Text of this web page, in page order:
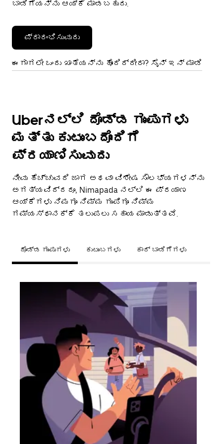
ಬಾಡಿಗೆಯನ್ನು ಆಯ್ಕೆ ಮಾಡಬಹುದು.
ಪ್ರಾರಂಭಿಸುವುದು
ಈಗಾಗಲೇ ಒಂದು ಖಾತೆಯನ್ನು ಹೊಂದಿದ್ದೀರಾ? ಸೈನ್ ಇನ್ ಮಾಡಿ
Uberನಲ್ಲಿ ದೊಡ್ಡ ಗುಂಪುಗಳು
ಮತ್ತು ಕುಟುಂಬದೊಂದಿಗೆ
ಪ್ರಯಾಣಿಸುವುದು
ನೀವು ಹೆಚ್ಚುವರಿ ಜಾಗ ಅಥವಾ ವಿಶೇಷ ಸೌಲಭ್ಯಗಳನ್ನು
ಅಗತ್ಯವಿದ್ದರೂ, Nimapada ನಲ್ಲಿ ಈ ಪ್ರಯಾಣ
ಆಯ್ಕೆಗಳು ನಿಮಗೂ ನಿಮ್ಮ ಗುಂಪಿಗೂ ನಿಮ್ಮ
ಗಮ್ಯಸ್ಥಾನಕ್ಕೆ ತಲುಪಲು ಸಹಾಯ ಮಾಡುತ್ತವೆ.
ದೊಡ್ಡ ಗುಂಪುಗಳು ಕುಟುಂಬಗಳು ಕಾರ್ ಬಾಡಿಗೆಗಳು